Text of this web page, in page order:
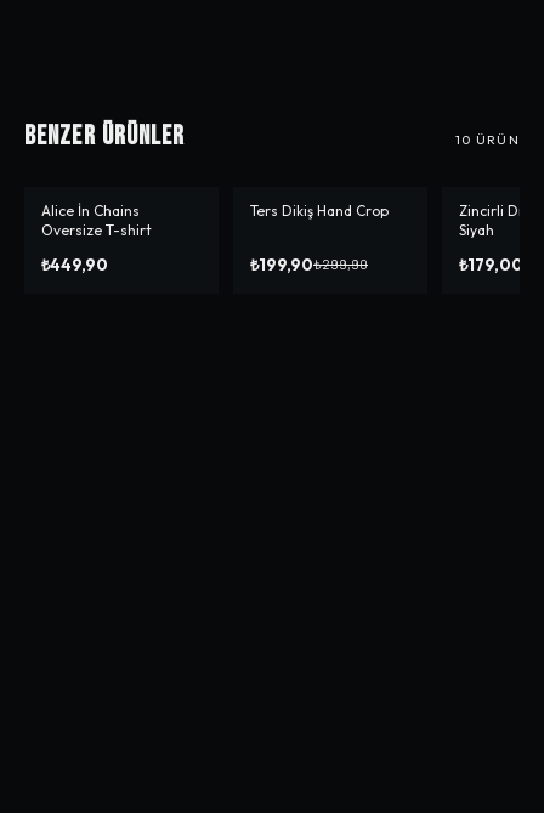
Benzer Ürünler 10 ÜRÜN
Alice İn Chains
Oversize T-shirt
₺449,90
-%33
Ters Dikiş Hand Crop
₺199,90₺299,90
Zincirli
Siyah
₺179,00